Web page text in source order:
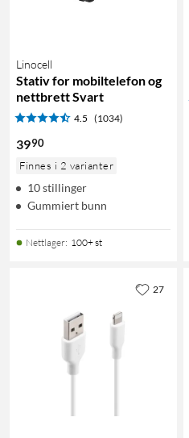
Linocell
Stativ for mobiltelefon og
nettbrett Svart
4.5 (1034)
3990
Finnes i 2 varianter
10 stillinger
Gummiert bunn
Nettlager: 100+ st
27